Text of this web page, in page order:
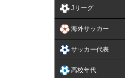
Jリーグ
海外サッカー
サッカー代表
高校年代